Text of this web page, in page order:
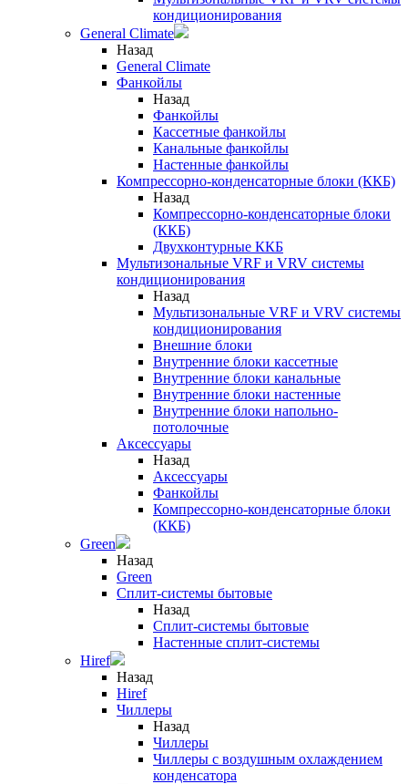
кондиционирования
General Climate
Назад
General Climate
Фанкойлы
Назад
Фанкойлы
Кассетные фанкойлы
Канальные фанкойлы
Настенные фанкойлы
Компрессорно-конденсаторные блоки (ККБ)
Назад
Компрессорно-конденсаторные блоки
(ККБ)
Двухконтурные ККБ
Мультизональные VRF и VRV системы
кондиционирования
Назад
Мультизональные VRF и VRV системы
кондиционирования
Внешние блоки
Внутренние блоки кассетные
Внутренние блоки канальные
Внутренние блоки настенные
Внутренние блоки напольно-
потолочные
Аксессуары
Назад
Аксессуары
Фанкойлы
Компрессорно-конденсаторные блоки
(ККБ)
Green
Назад
Green
Сплит-системы бытовые
Назад
Сплит-системы бытовые
Настенные сплит-системы
Hiref
Назад
Hiref
Чиллеры
Назад
Чиллеры
Чиллеры с воздушным охлаждением
конденсатора